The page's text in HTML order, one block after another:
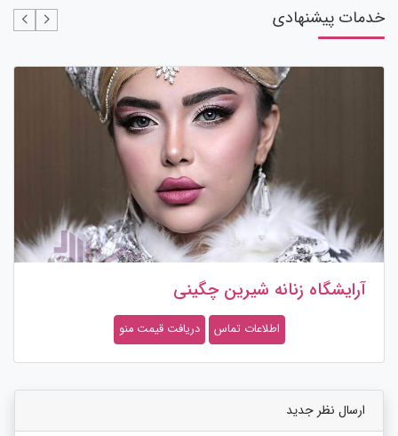
خدمات پیشنهادی
آرایشگاه زنانه شیرین چگینی
اطلاعات تماس دریافت قیمت منو
ارسال نظر جدید